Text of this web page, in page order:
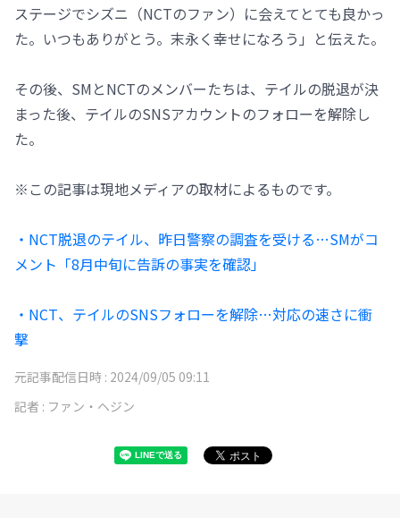
ステージでシズニ（NCTのファン）に会えてとても良かっ
た。いつもありがとう。末永く幸せになろう」と伝えた。
その後、SMとNCTのメンバーたちは、テイルの脱退が決
まった後、テイルのSNSアカウントのフォローを解除し
た。
※この記事は現地メディアの取材によるものです。
・NCT脱退のテイル、昨日警察の調査を受ける…SMがコ
メント「8月中旬に告訴の事実を確認」
・NCT、テイルのSNSフォローを解除…対応の速さに衝
撃
元記事配信日時 : 2024/09/05 09:11
記者 : ファン・ヘジン